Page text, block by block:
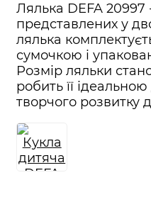
Лялька DEFA 20997
представлених у
лялька
сумочкою і
Розмір ляльки
робить її
творчого розвитку